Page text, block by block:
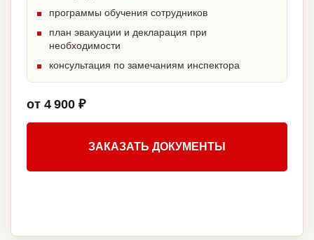
программы обучения сотрудников
план эвакуации и декларация при
необходимости
консультация по замечаниям инспектора
от 4 900 ₽
ЗАКАЗАТЬ ДОКУМЕНТЫ